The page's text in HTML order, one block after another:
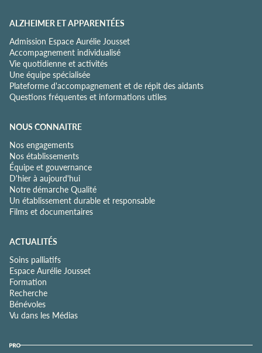
ALZHEIMER ET APPARENTÉES
Admission Espace Aurélie Jousset
Accompagnement individualisé
Vie quotidienne et activités
Une équipe spécialisée
Plateforme d'accompagnement et de répit des aidants
Questions fréquentes et informations utiles
NOUS CONNAITRE
Nos engagements
Nos établissements
Équipe et gouvernance
D'hier à aujourd'hui
Notre démarche Qualité
Un établissement durable et responsable
Films et documentaires
ACTUALITÉS
Soins palliatifs
Espace Aurélie Jousset
Formation
Recherche
Bénévoles
Vu dans les Médias